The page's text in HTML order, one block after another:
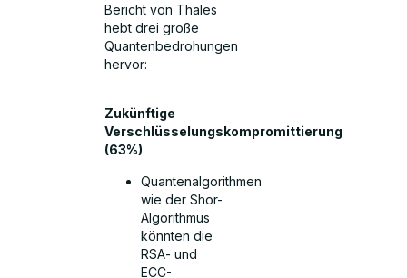
Bericht von Thales
hebt drei große
Quantenbedrohungen
hervor:
Zukünftige
Verschlüsselungskompromittierung
(63%)
Quantenalgorithmen
wie der Shor-
Algorithmus
könnten die
RSA- und
ECC-